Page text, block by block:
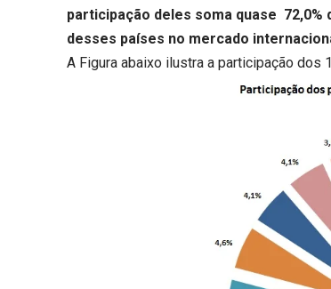
participação deles soma quase
desses países no mercado
A Figura abaixo ilustra a participação